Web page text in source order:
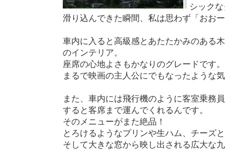
シック
滑り込んできた瞬間、私は思わず「おお
車内に入ると高級感とあたたかみのある
のインテリア。
座席の心地よさもかなりのグレードです。
まるで映画の主人公にでもなったような
また、車内には飛行機のように客室乗務
すると客席まで運んでくれるんです。
そのメニューがまた絶品！
とろけるようなプリンや生ハム、チーズ
そして大きな窓から映し出される広大な